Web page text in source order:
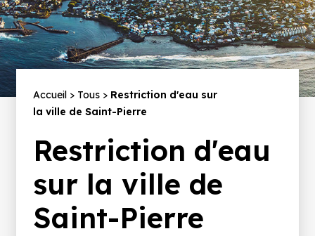
Fil
d'Ariane
Accueil Tous
Restriction d'eau sur
la ville de Saint-Pierre
Restriction d'eau
sur la ville de
Saint-Pierre